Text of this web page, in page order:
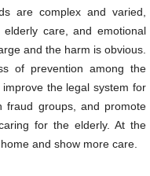
are complex and varied,
care, and emotional
and the harm is obvious.
of prevention among the
the legal system for
fraud groups, and promote
for the elderly. At the
and show more care.